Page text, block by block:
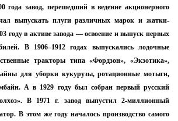
года завод, перешедший в ведение акционерного
выпускать плуги различных марок и жатки-
году в активе завода — освоение и выпуск первых
В 1906–1912 годах выпускались лодочные
тракторы типа «Фордзон», «Экзотика»,
для уборки кукурузы, ротационные мотыги,
А в 1929 году был собран первый русский
В 1971 г. завод выпустил 2-миллионный
В этом же году началось производство самого